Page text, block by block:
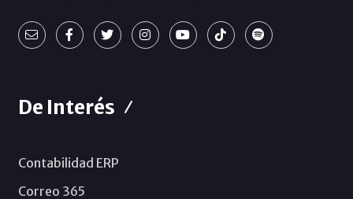
De Interés
Contabilidad ERP
Correo 365